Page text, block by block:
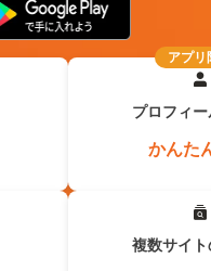
アプリ
プロフィ
かんた
複数サイ